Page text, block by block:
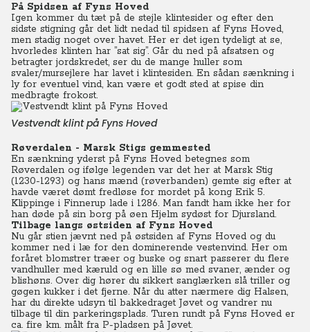
På Spidsen af Fyns Hoved
Igen kommer du tæt på de stejle klintesider og efter den
sidste stigning går det lidt nedad til spidsen af Fyns Hoved,
men stadig noget over havet. Her er det igen tydeligt at se,
hvorledes klinten har ”sat sig”. Går du ned på afsatsen og
betragter jordskredet, ser du de mange huller som
svaler/mursejlere har lavet i klintesiden. En sådan sænkning i
ly for eventuel vind, kan være et godt sted at spise din
medbragte frokost.
Vestvendt klint på Fyns Hoved
Røverdalen - Marsk Stigs gemmested
En sænkning yderst på Fyns Hoved betegnes som
Røverdalen og ifølge legenden var det her at Marsk Stig
(1230-1293) og hans mænd (røverbanden) gemte sig efter at
havde været dømt fredløse for mordet på kong Erik 5.
Klippinge i Finnerup lade i 1286. Man fandt ham ikke her for
han døde på sin borg på øen Hjelm sydøst for Djursland.
Tilbage langs østsiden af Fyns Hoved
Nu går stien jævnt ned på østsiden af Fyns Hoved og du
kommer ned i læ for den dominerende vestenvind. Her om
foråret blomstrer træer og buske og snart passerer du flere
vandhuller med kæruld og en lille sø med svaner, ænder og
blishøns. Over dig hører du sikkert sanglærken slå triller og
gøgen kukker i det fjerne. Når du atter nærmere dig Halsen,
har du direkte udsyn til bakkedraget Jøvet og vandrer nu
tilbage til din parkeringsplads. Turen rundt på Fyns Hoved er
ca. fire km. målt fra P-pladsen på Jøvet.